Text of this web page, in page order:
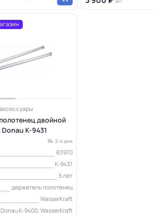
двойной
K-9431
2-4 дня
83970
K-9431
5 лет
держатель полотенец
WasserKraft
Donau K-9400, WasserKraft